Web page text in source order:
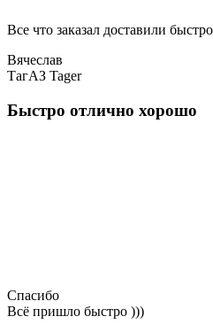
Все что заказал доставили
Вячеслав
ТагАЗ Tager
Быстро отлично хорошо
Спасибо
Всё пришло быстро )))